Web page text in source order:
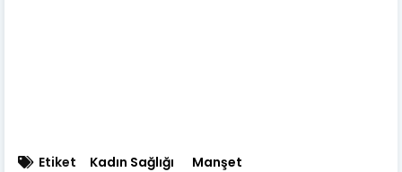
Etiket Kadın Sağlığı Manşet